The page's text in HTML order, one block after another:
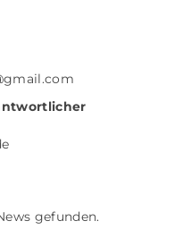
gefunden.